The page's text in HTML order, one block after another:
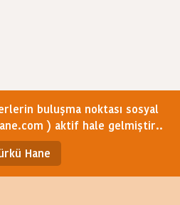
buluşma noktası sosyal
) aktif hale gelmiştir..
Hane